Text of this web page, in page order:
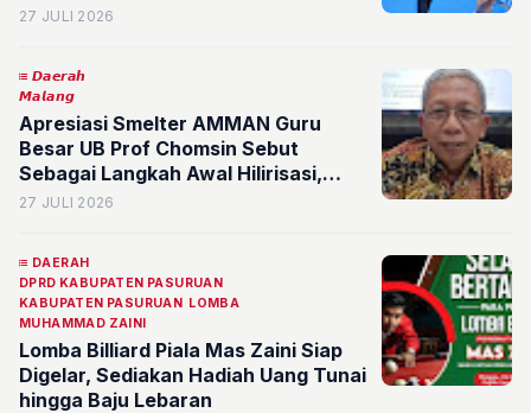
27 JULI 2026
𝘿𝙖𝙚𝙧𝙖𝙝
𝙈𝙖𝙡𝙖𝙣𝙜
Apresiasi Smelter AMMAN Guru
Besar UB Prof Chomsin Sebut
Sebagai Langkah Awal Hilirisasi,
Manfaat Harus Mengalir ke Industri
27 JULI 2026
DAERAH
DPRD KABUPATEN PASURUAN
KABUPATEN PASURUAN LOMBA
MUHAMMAD ZAINI
Lomba Billiard Piala Mas Zaini Siap
Digelar, Sediakan Hadiah Uang Tunai
hingga Baju Lebaran